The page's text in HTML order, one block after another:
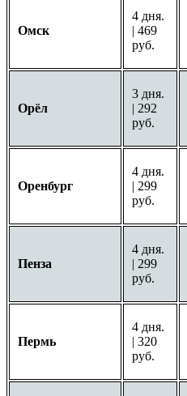
Омск
4 дня.
| 469
руб.
Орёл
3 дня.
| 292
руб.
Оренбург
4 дня.
| 299
руб.
Пенза
4 дня.
| 299
руб.
Пермь
4 дня.
| 320
руб.